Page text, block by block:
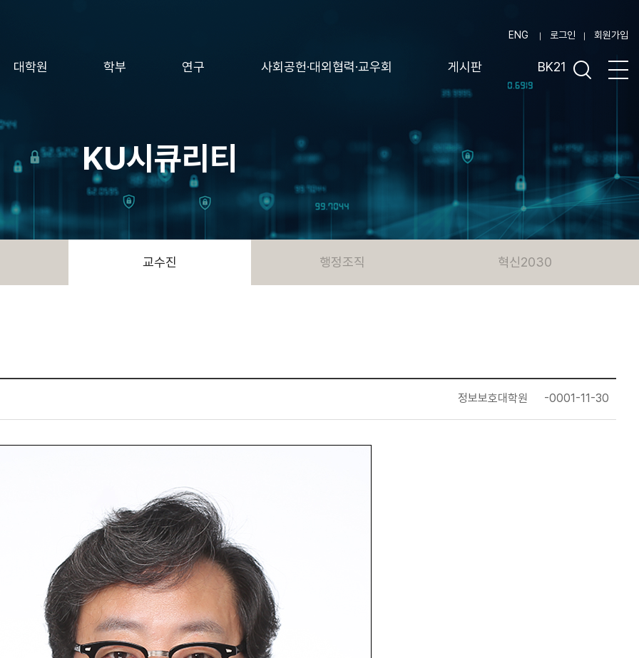
ENG 로그인 회원가입
대학원 학부 연구 사회공헌·대외협력·교우회 게시판 BK21
KU시큐리티
교수진 행정조직 혁신2030
정보보호대학원 -0001-11-30